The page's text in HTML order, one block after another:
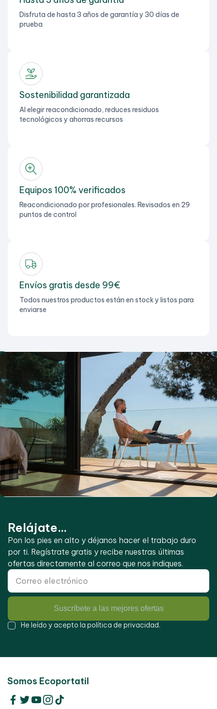
Disfruta de hasta 3 años de garantía y 30 días de
prueba
Sostenibilidad garantizada
Al elegir reacondicionado, reduces residuos
tecnológicos y ahorras recursos
Equipos 100% verificados
Reacondicionado por profesionales. Revisados en 29
puntos de control
Envíos gratis desde 99€
Todos nuestros productos están en stock y listos para
enviarse
Relájate...
Pon los pies en alto y déjanos hacer el trabajo duro
por ti. Regístrate gratis y recibe nuestras últimas
ofertas directamente al correo que nos indiques.
Suscríbete a las mejores ofertas
He leído y acepto la política de privacidad.
Somos Ecoportatil